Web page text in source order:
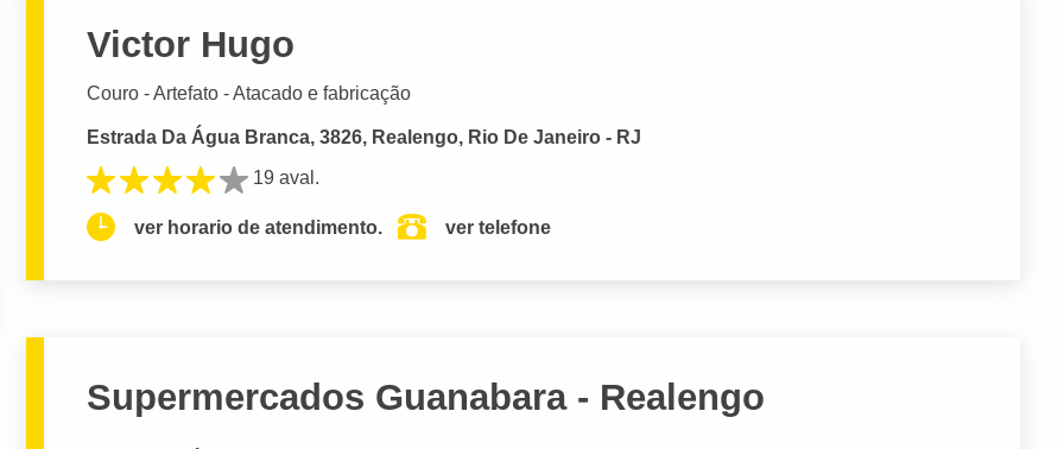
Victor Hugo
Couro - Artefato - Atacado e fabricação
Estrada Da Água Branca, 3826, Realengo, Rio De Janeiro - RJ
19 aval.
ver horario de atendimento. ver telefone
Supermercados Guanabara - Realengo